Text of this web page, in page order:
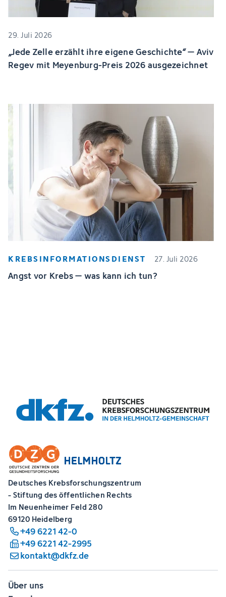
29. Juli 2026
„Jede Zelle erzählt ihre eigene Geschichte“ – Aviv
Regev mit Meyenburg-Preis 2026 ausgezeichnet
KREBSINFORMATIONSDIENST 27. Juli 2026
Angst vor Krebs – was kann ich tun?
Deutsches Krebsforschungszentrum
- Stiftung des öffentlichen Rechts
Im Neuenheimer Feld 280
69120 Heidelberg
+49 6221 42-0
+49 6221 42-2995
kontakt@dkfz.de
Über uns